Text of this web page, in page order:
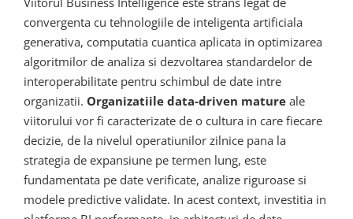
convergenta cu tehnologiile de inteligenta artificiala
generativa, computatia cuantica aplicata in optimizarea
algoritmilor de analiza si dezvoltarea standardelor de
interoperabilitate pentru schimbul de date intre
organizatii. Organizatiile data-driven mature ale
viitorului vor fi caracterizate de o cultura in care fiecare
decizie, de la nivelul operatiunilor zilnice pana la
strategia de expansiune pe termen lung, este
fundamentata pe date verificate, analize riguroase si
modele predictive validate. In acest context, investitia in